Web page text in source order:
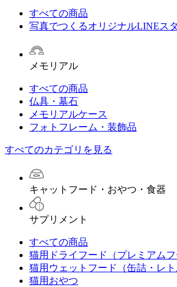
すべての商品
写真でつくるオリジナルLINEス
メモリアル
すべての商品
仏具・墓石
メモリアルケース
フォトフレーム・装飾品
すべてのカテゴリを見る
キャットフード・おやつ・食器
サプリメント
すべての商品
猫用ドライフード（プレミアムフ
猫用ウェットフード（缶詰・レト
猫用おやつ